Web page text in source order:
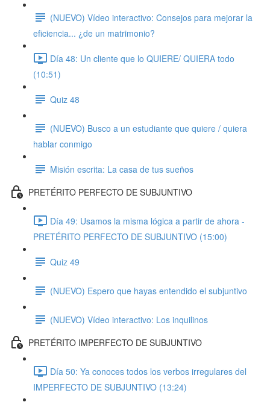
(NUEVO) Vídeo interactivo: Consejos para mejorar la
eficiencia... ¿de un matrimonio?
Día 48: Un cliente que lo QUIERE/ QUIERA todo
(10:51)
Quiz 48
(NUEVO) Busco a un estudiante que quiere / quiera
hablar conmigo
Misión escrita: La casa de tus sueños
PRETÉRITO PERFECTO DE SUBJUNTIVO
Día 49: Usamos la misma lógica a partir de ahora -
PRETÉRITO PERFECTO DE SUBJUNTIVO (15:00)
Quiz 49
(NUEVO) Espero que hayas entendido el subjuntivo
(NUEVO) Vídeo interactivo: Los inquilinos
PRETÉRITO IMPERFECTO DE SUBJUNTIVO
Día 50: Ya conoces todos los verbos irregulares del
IMPERFECTO DE SUBJUNTIVO (13:24)